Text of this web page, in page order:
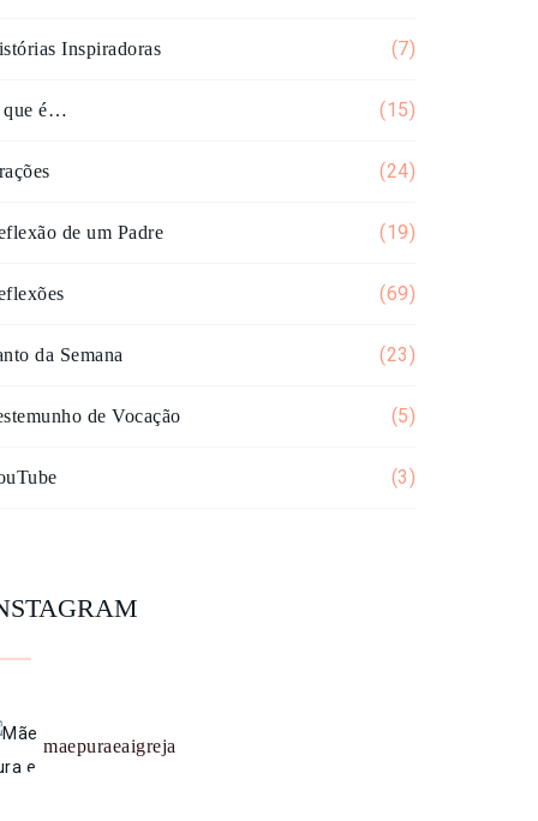
Inspiradoras (7)
que é… (15)
(24)
de um Padre (19)
(69)
da Semana (23)
de Vocação (5)
(3)
maepuraeaigreja